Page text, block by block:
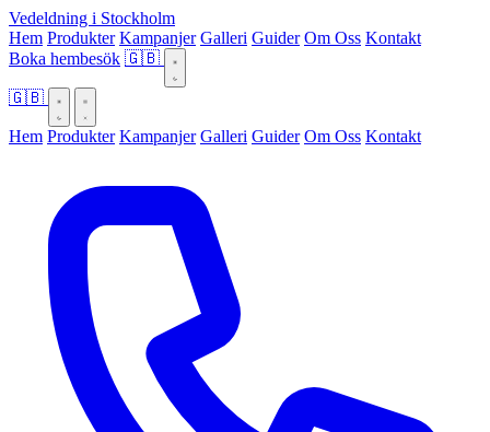
Vedeldning i Stockholm
Hem Produkter Kampanjer Galleri Guider Om Oss Kontakt
Boka hembesök 🇬🇧
🇬🇧
Hem Produkter Kampanjer Galleri Guider Om Oss Kontakt